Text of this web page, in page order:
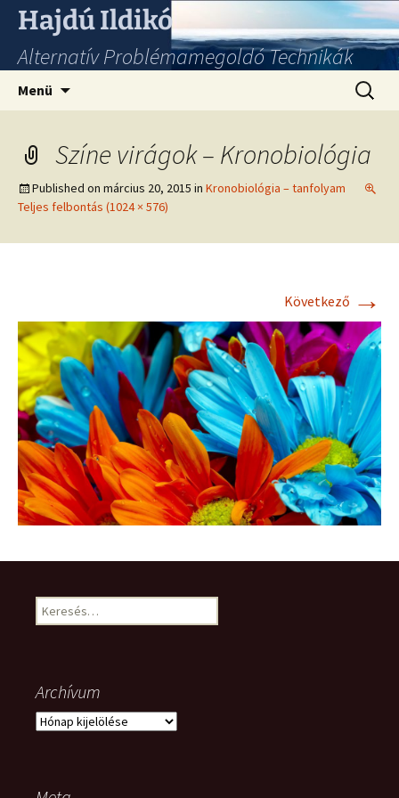
Hajdú Ildikó
Alternatív Problémamegoldó Technikák
Menü
Színe virágok – Kronobiológia
Published on március 20, 2015 in Kronobiológia – tanfolyam
Teljes felbontás (1024 × 576)
Következő →
Keresés:
Archívum
Archívum